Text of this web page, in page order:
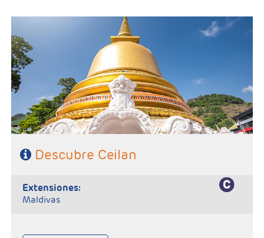
Ruta: 2 noches kandy, 2 noches Habarana y 1 noche Colombo
Régimen: 5 desayunos, 4 almuerzos y 4 cenas
Hoteles: 4/5*
SE NECESITA VISADO PARA VIAJAR A SRI LANKA
Descubre Ceilan
extensiones:
Maldivas